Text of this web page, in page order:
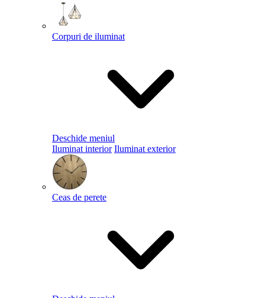
Corpuri de iluminat
Deschide meniul
Iluminat interior Iluminat exterior
Ceas de perete